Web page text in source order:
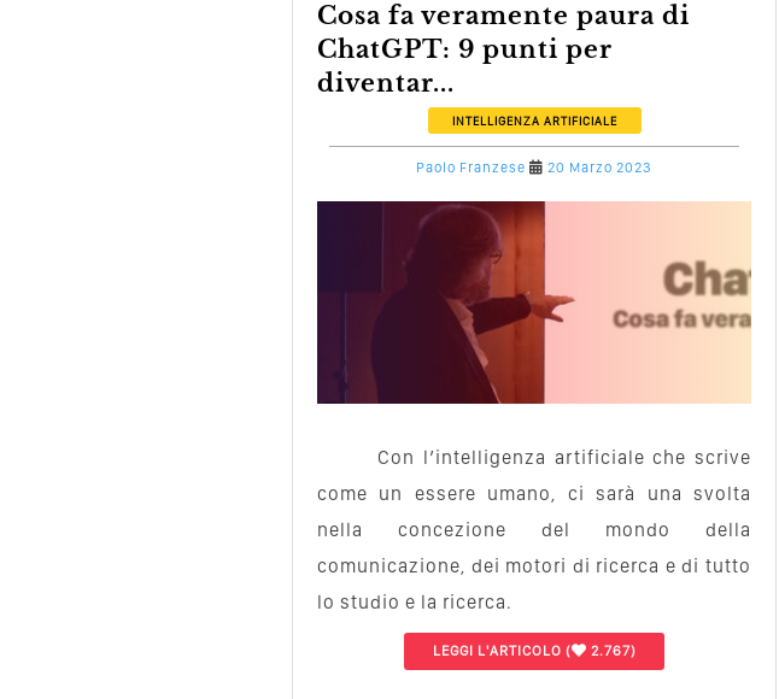
Cosa fa veramente paura di
ChatGPT: 9 punti per
diventar...
INTELLIGENZA ARTIFICIALE
Paolo Franzese 20 Marzo 2023
Con l’intelligenza artificiale che scrive
come un essere umano, ci sarà una svolta
nella concezione del mondo della
comunicazione, dei motori di ricerca e di tutto
lo studio e la ricerca.
LEGGI L'ARTICOLO ( 2.767)